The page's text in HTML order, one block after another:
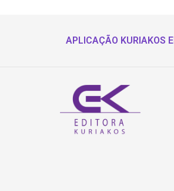
APLICAÇÃO KURIAKOS